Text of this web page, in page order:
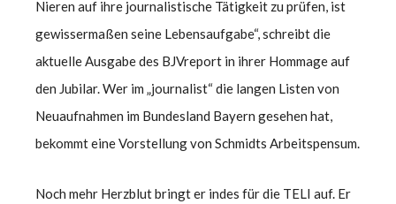
Nieren auf ihre journalistische Tätigkeit zu prüfen, ist
gewissermaßen seine Lebensaufgabe“, schreibt die
aktuelle Ausgabe des BJVreport in ihrer Hommage auf
den Jubilar. Wer im „journalist“ die langen Listen von
Neuaufnahmen im Bundesland Bayern gesehen hat,
bekommt eine Vorstellung von Schmidts Arbeitspensum.
Noch mehr Herzblut bringt er indes für die TELI auf. Er